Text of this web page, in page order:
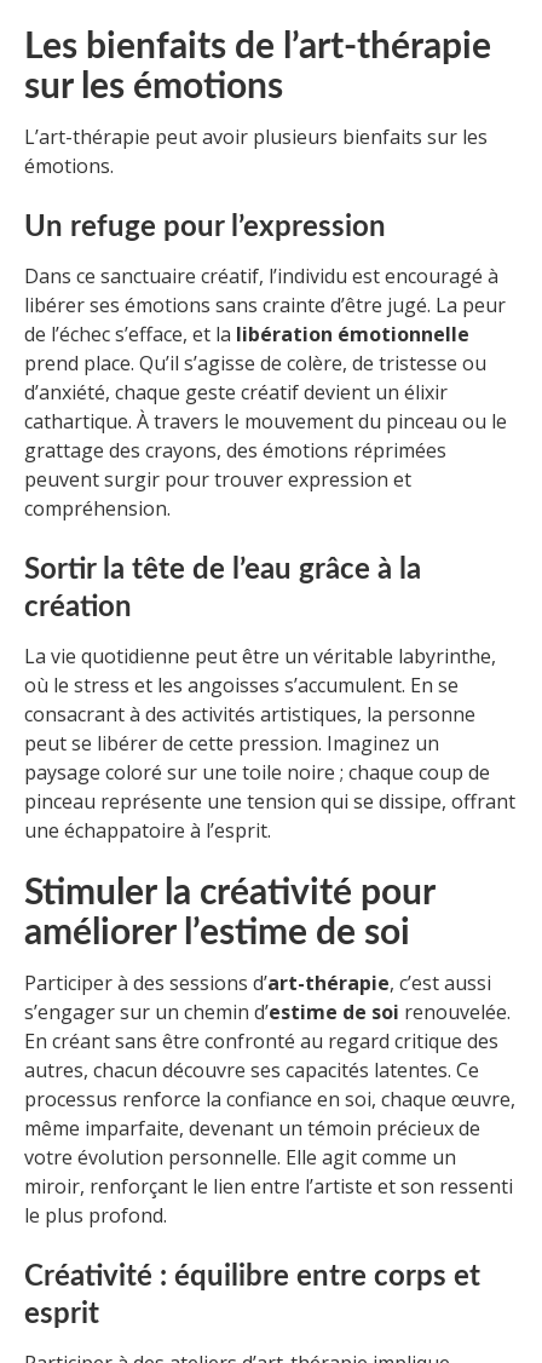
Les bienfaits de l’art-thérapie
sur les émotions
L’art-thérapie peut avoir plusieurs bienfaits sur les
émotions.
Un refuge pour l’expression
Dans ce sanctuaire créatif, l’individu est encouragé à
libérer ses émotions sans crainte d’être jugé. La peur
de l’échec s’efface, et la libération émotionnelle
prend place. Qu’il s’agisse de colère, de tristesse ou
d’anxiété, chaque geste créatif devient un élixir
cathartique. À travers le mouvement du pinceau ou le
grattage des crayons, des émotions réprimées
peuvent surgir pour trouver expression et
compréhension.
Sortir la tête de l’eau grâce à la
création
La vie quotidienne peut être un véritable labyrinthe,
où le stress et les angoisses s’accumulent. En se
consacrant à des activités artistiques, la personne
peut se libérer de cette pression. Imaginez un
paysage coloré sur une toile noire ; chaque coup de
pinceau représente une tension qui se dissipe, offrant
une échappatoire à l’esprit.
Stimuler la créativité pour
améliorer l’estime de soi
Participer à des sessions d’art-thérapie, c’est aussi
s’engager sur un chemin d’estime de soi renouvelée.
En créant sans être confronté au regard critique des
autres, chacun découvre ses capacités latentes. Ce
processus renforce la confiance en soi, chaque œuvre,
même imparfaite, devenant un témoin précieux de
votre évolution personnelle. Elle agit comme un
miroir, renforçant le lien entre l’artiste et son ressenti
le plus profond.
Créativité : équilibre entre corps et
esprit